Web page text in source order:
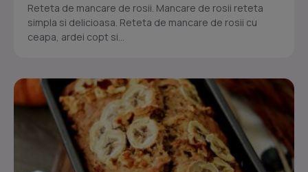
Reteta de mancare de rosii. Mancare de rosii reteta
simpla si delicioasa. Reteta de mancare de rosii cu
ceapa, ardei copt si...